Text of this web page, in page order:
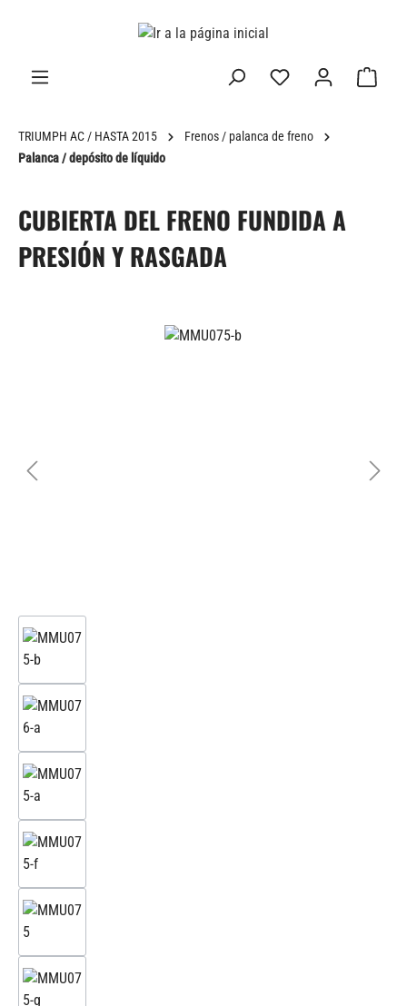
TRIUMPH AC / HASTA 2015
Frenos / palanca de freno
Palanca / depósito de líquido
CUBIERTA DEL FRENO FUNDIDA A
PRESIÓN Y RASGADA
Omitir galería de imágenes